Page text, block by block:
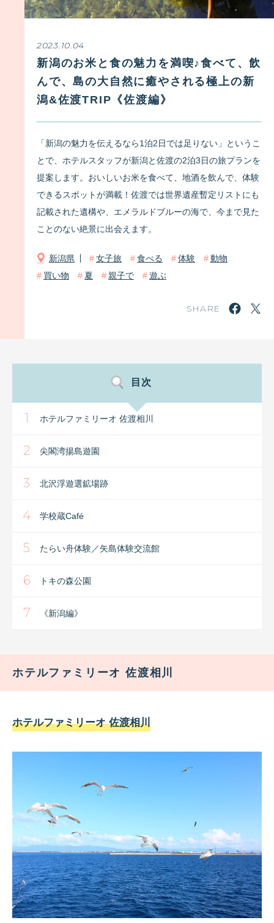
2023.10.04
新潟のお米と食の魅力を満喫♪食べて、飲
んで、島の大自然に癒やされる極上の新
潟&佐渡TRIP《佐渡編》
「新潟の魅力を伝えるなら1泊2日では足りない」というこ
とで、ホテルスタッフが新潟と佐渡の2泊3日の旅プランを
提案します。おいしいお米を食べて、地酒を飲んで、体験
できるスポットが満載！佐渡では世界遺産暫定リストにも
記載された遺構や、エメラルドブルーの海で、今まで見た
ことのない絶景に出会えます。
新潟県 女子旅 食べる 体験
動物
買い物
夏 親子で 遊ぶ
SHARE
目次
1 ホテルファミリーオ 佐渡相川
2 尖閣湾揚島遊園
3 北沢浮遊選鉱場跡
4 学校蔵Café
5 たらい舟体験／矢島体験交流館
6 トキの森公園
7 《新潟編》
ホテルファミリーオ 佐渡相川
ホテルファミリーオ 佐渡相川